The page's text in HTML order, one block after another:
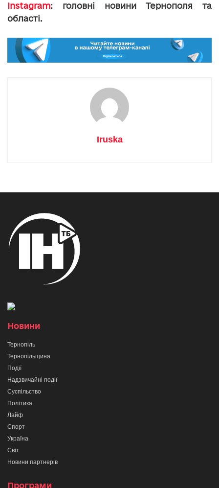
Instagram: головні новини Тернополя та
області.
Iruska
Новини
Тернопіль
Тернопільщина
Події
Надзвичайні події
Суспільство
Політика
Лайф
Спорт
Україна
Світ
Новини партнерів
Програми